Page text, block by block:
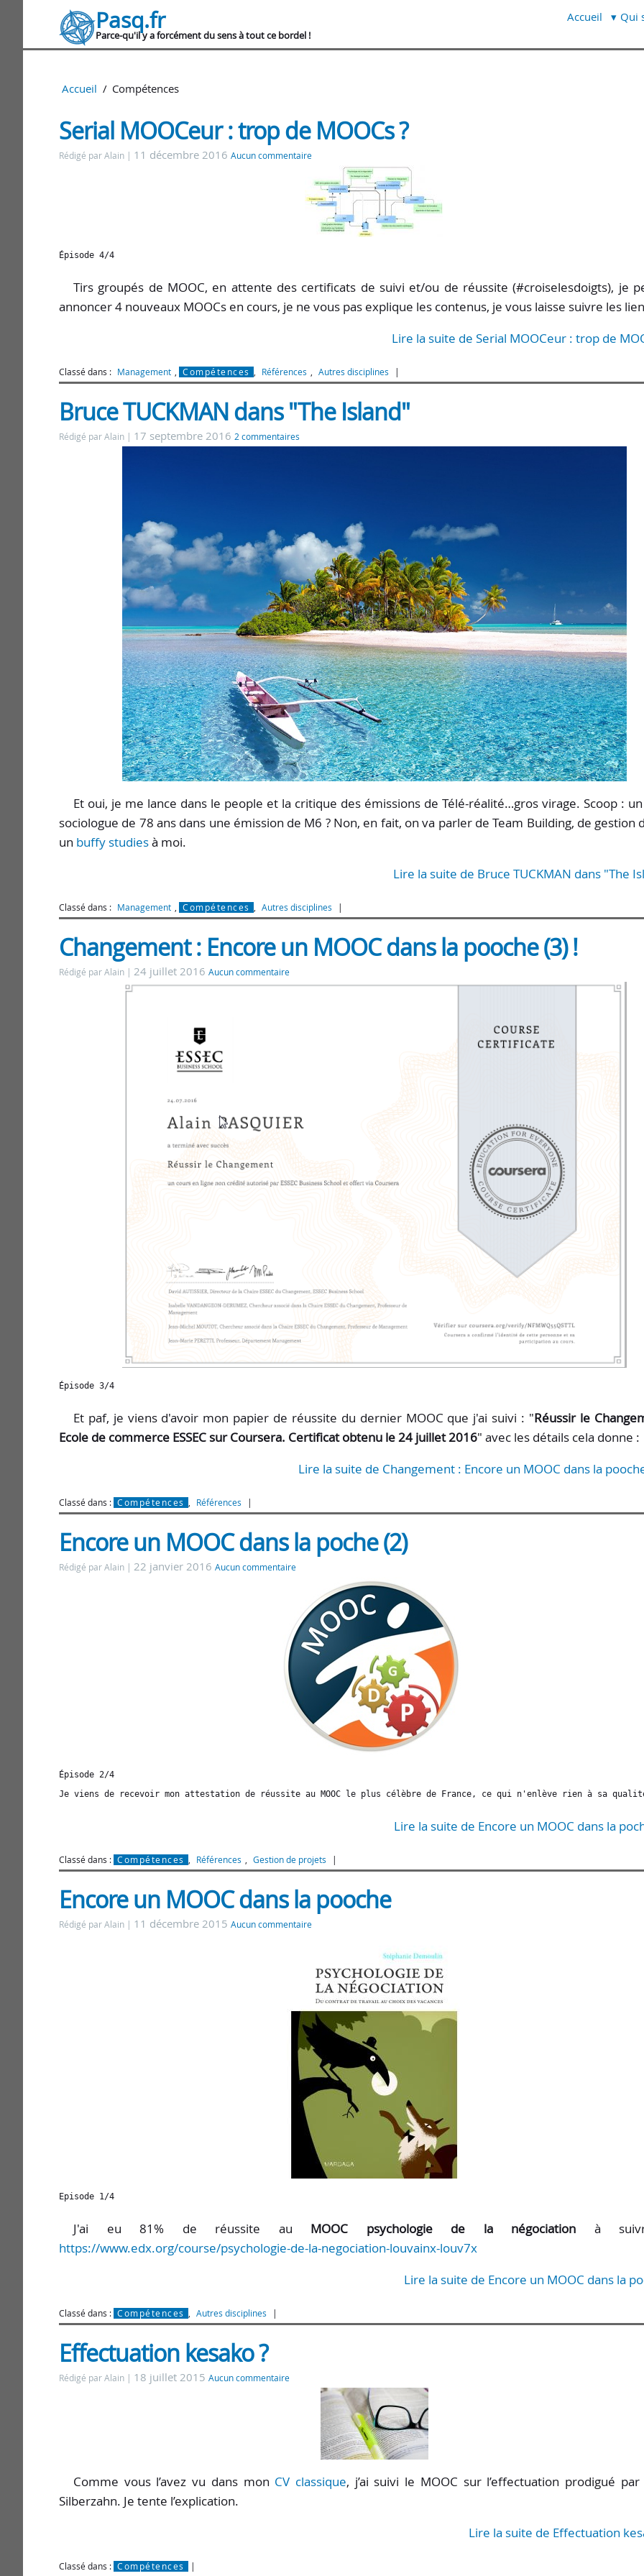
Pasq.fr
Parce-qu'il y a forcément du sens à tout ce bordel !
Accueil Qui
Accueil Compétences
Serial MOOCeur : trop de MOOCs ?
Rédigé par Alain 11 décembre 2016 Aucun commentaire
Épisode 4/4
Tirs groupés de MOOC, en attente des certificats de suivi et/ou de réussite (#croiselesdoigts), je
annoncer 4 nouveaux MOOCs en cours, je ne vous pas explique les contenus, je vous laisse suivre les
Lire la suite de Serial MOOCeur : trop de
Classé dans : Management , Compétences , Références , Autres disciplines
Bruce TUCKMAN dans "The Island"
Rédigé par Alain 17 septembre 2016 2 commentaires
Et oui, je me lance dans le people et la critique des émissions de Télé-réalité…gros virage. Scoop :
sociologue de 78 ans dans une émission de M6 ? Non, en fait, on va parler de Team Building, de gestion
un buffy studiesà moi.
Lire la suite de Bruce TUCKMAN dans "The
Classé dans : Management Compétences Autres disciplines
Changement : Encore un MOOC dans la pooche (3) !
Rédigé par Alain 24 juillet 2016 Aucun commentaire
Épisode 3/4
Et paf, je viens d'avoir mon papier de réussite du dernier MOOC que j'ai suivi : "Réussir le
Ecole de commerce ESSEC sur Coursera. Certificat obtenu le 24 juillet 2016" avec les détails cela donne :
Lire la suite de Changement : Encore un MOOC dans la
Classé dans : Compétences Références
Encore un MOOC dans la poche (2)
Rédigé par Alain 22 janvier 2016 Aucun commentaire
Épisode 2/4
Je viens de recevoir mon attestation de réussite au MOOC le plus célèbre de France, ce qui n'enlève rien à sa
Lire la suite de Encore un MOOC dans la
Classé dans : Compétences , Références , Gestion de projets
Encore un MOOC dans la pooche
Rédigé par Alain 11 décembre 2015 Aucun commentaire
Episode 1/4
J'ai eu 81% de réussite au MOOC psychologie de la négociation à
https://www.edx.org/course/psychologie-de-la-negociation-louvainx-louv7x
Lire la suite de Encore un MOOC dans la
Classé dans : Compétences , Autres disciplines
Effectuation kesako ?
Rédigé par Alain 18 juillet 2015 Aucun commentaire
Comme vous l’avez vu dans mon CV classique, j’ai suivi le MOOC sur l’effectuation prodigué par
Silberzahn. Je tente l’explication.
Lire la suite de Effectuation
Classé dans : Compétences